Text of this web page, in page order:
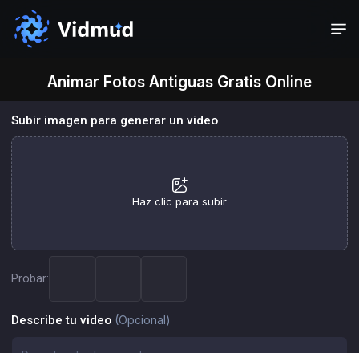
Subir imagen para generar un video
Haz clic para subir
Probar:
Describe tu video (Opcional)
Animar Fotos Antiguas Gratis Online